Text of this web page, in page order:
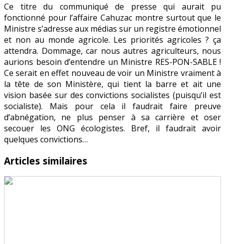
Ce titre du communiqué de presse qui aurait pu
fonctionné pour l’affaire Cahuzac montre surtout que le
Ministre s’adresse aux médias sur un registre émotionnel
et non au monde agricole. Les priorités agricoles ? ça
attendra. Dommage, car nous autres agriculteurs, nous
aurions besoin d’entendre un Ministre RES-PON-SABLE !
Ce serait en effet nouveau de voir un Ministre vraiment à
la tête de son Ministère, qui tient la barre et ait une
vision basée sur des convictions socialistes (puisqu’il est
socialiste). Mais pour cela il faudrait faire preuve
d’abnégation, ne plus penser à sa carrière et oser
secouer les ONG écologistes. Bref, il faudrait avoir
quelques convictions…
Articles similaires